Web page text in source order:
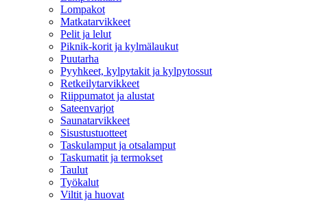
Lompakot
Matkatarvikkeet
Pelit ja lelut
Piknik-korit ja kylmälaukut
Puutarha
Pyyhkeet, kylpytakit ja kylpytossut
Retkeilytarvikkeet
Riippumatot ja alustat
Sateenvarjot
Saunatarvikkeet
Sisustustuotteet
Taskulamput ja otsalamput
Taskumatit ja termokset
Taulut
Työkalut
Viltit ja huovat